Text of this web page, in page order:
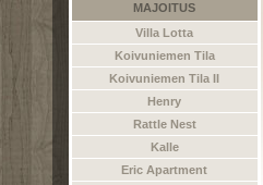
MAJOITUS
Villa Lotta
Koivuniemen Tila
Koivuniemen Tila II
Henry
Rattle Nest
Kalle
Eric Apartment